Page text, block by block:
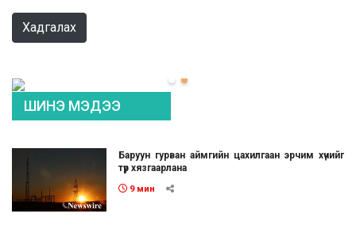
Хадгалах
ШИНЭ МЭДЭЭ
Баруун гурван аймгийн цахилгаан эрчим хүчийг
түр хязгаарлана
9 мин